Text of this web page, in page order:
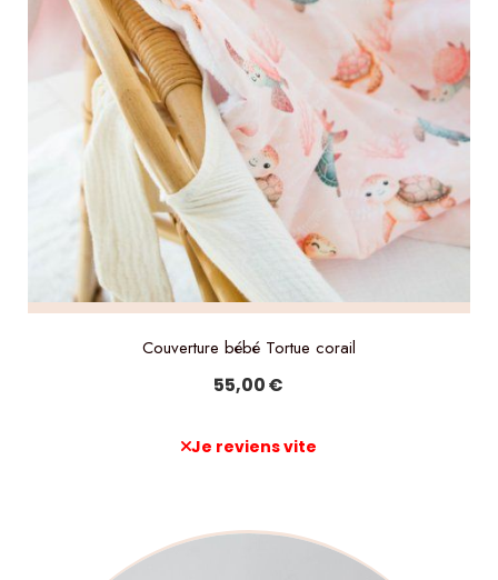
Couverture bébé Tortue corail
55,00€
Je reviens vite